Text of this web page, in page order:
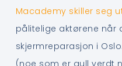
Macademy skiller seg
pålitelige aktørene når
skjermreparasjon i